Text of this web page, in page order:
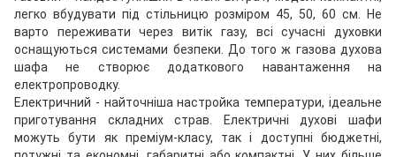
легко вбудувати під стільницю розміром 45, 50, 60 см. Не
варто переживати через витік газу, всі сучасні духовки
оснащуються системами безпеки. До того ж газова духова
шафа не створює додаткового навантаження на
електропроводку.
Електричний - найточніша настройка температури, ідеальне
приготування складних страв. Електричні духові шафи
можуть бути як преміум-класу, так і доступні бюджетні,